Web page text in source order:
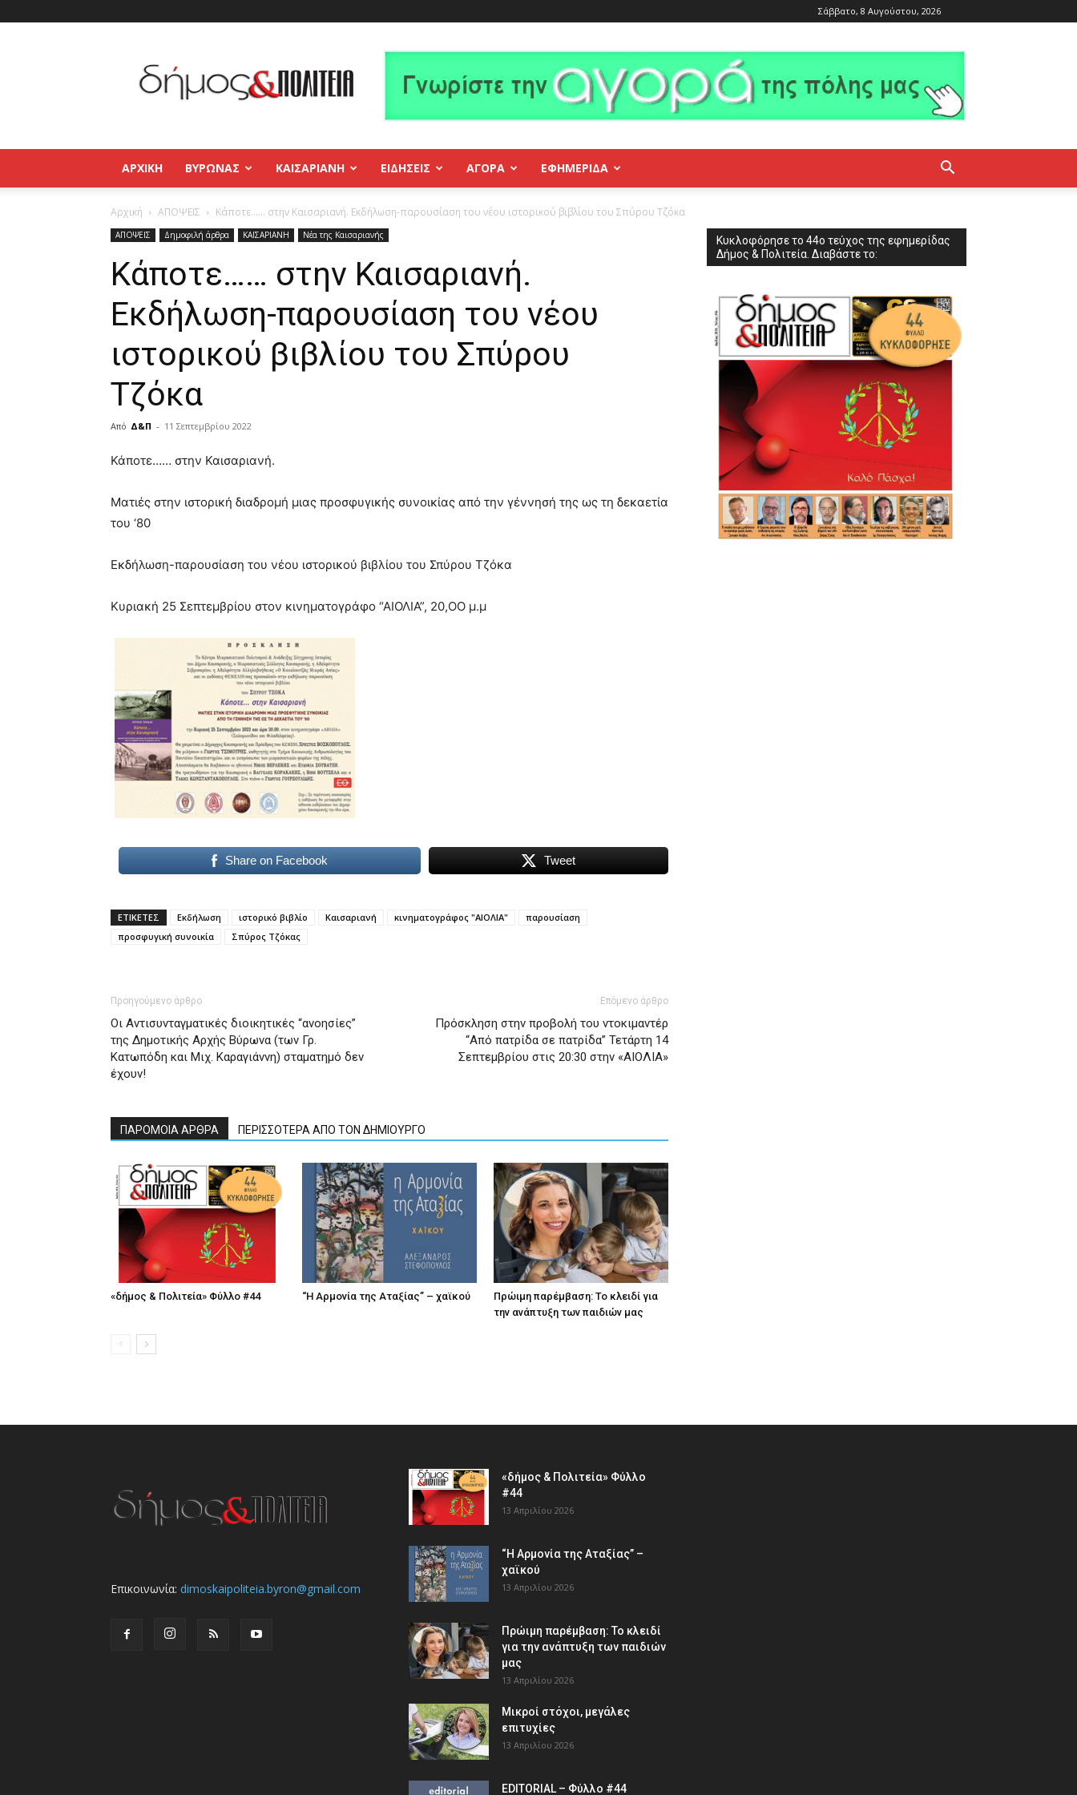
Σάββατο, 8 Αυγούστου, 2026
και
Πολιτεία
Βύρωνας
–
Παγκράτι
ΑΡΧΙΚΉ ΒΥΡΩΝΑΣ ΚΑΙΣΑΡΙΑΝΗ ΕΙΔΗΣΕΙΣ ΑΓΟΡΑ ΕΦΗΜΕΡΊΔΑ
Αρχική ΑΠΟΨΕΙΣ Κάποτε…… στην Καισαριανή. Εκδήλωση-παρουσίαση του νέου ιστορικού βιβλίου του Σπύρου Τζόκα
ΑΠΟΨΕΙΣ Δημοφιλή άρθρα ΚΑΙΣΑΡΙΑΝΗ Νέα της Καισαριανής
Κάποτε…… στην Καισαριανή.
Εκδήλωση-παρουσίαση του νέου
ιστορικού βιβλίου του Σπύρου
Τζόκα
Από Δ&Π - 11 Σεπτεμβρίου 2022
blonde
hot
cam
brandi
teaches
the
pain.
pornhun
hd
porn
Κάποτε…… στην Καισαριανή.
Ματιές στην ιστορική διαδρομή μιας προσφυγικής συνοικίας από την γέννησή της ως τη δεκαετία
του ‘80
Εκδήλωση-παρουσίαση του νέου ιστορικού βιβλίου του Σπύρου Τζόκα
Κυριακή 25 Σεπτεμβρίου στον κινηματογράφο “ΑΙΟΛΙΑ”, 20,ΟΟ μ.μ
Share on Facebook Tweet
ΕΤΙΚΕΤΕΣ Εκδήλωση ιστορικό βιβλίο Καισαριανή κινηματογράφος "ΑΙΟΛΙΑ"
παρουσίαση
προσφυγική συνοικία
Σπύρος Τζόκας
Προηγούμενο άρθρο
Οι Αντισυνταγματικές διοικητικές “ανοησίες”
της Δημοτικής Αρχής Βύρωνα (των Γρ.
Κατωπόδη και Μιχ. Καραγιάννη) σταματημό δεν
έχουν!
Επόμενο άρθρο
Πρόσκληση στην προβολή του ντοκιμαντέρ
“Από πατρίδα σε πατρίδα” Τετάρτη 14
Σεπτεμβρίου στις 20:30 στην «ΑΙΟΛΙΑ»
ΠΑΡΟΜΟΙΑ ΑΡΘΡΑ ΠΕΡΙΣΣΟΤΕΡΑ ΑΠΟ ΤΟΝ ΔΗΜΙΟΥΡΓΟ
«δήμος & Πολιτεία» Φύλλο #44 “Η Αρμονία της Αταξίας” – χαϊκού
Πρώιμη παρέμβαση: Το κλειδί για
την ανάπτυξη των παιδιών µας
Κυκλοφόρησε το 44ο τεύχος της εφημερίδας
Δήμος & Πολιτεία. Διαβάστε το:
Επικοινωνία: dimoskaipoliteia.byron@gmail.com
«δήμος & Πολιτεία» Φύλλο
#44
13 Απριλίου 2026
“Η Αρμονία της Αταξίας” –
χαϊκού
13 Απριλίου 2026
Πρώιμη παρέμβαση: Το κλειδί
για την ανάπτυξη των παιδιών
µας
13 Απριλίου 2026
Μικροί στόχοι, μεγάλες
επιτυχίες
13 Απριλίου 2026
EDITORIAL – Φύλλο #44